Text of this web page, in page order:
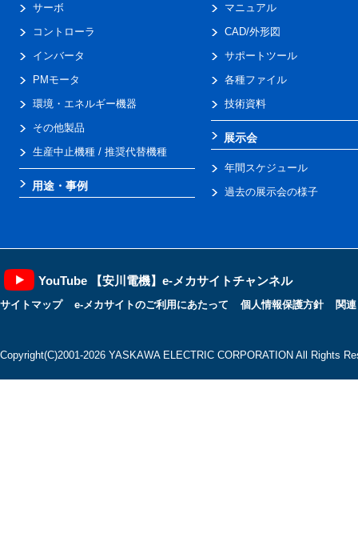
サーボ
コントローラ
インバータ
PMモータ
環境・エネルギー機器
その他製品
生産中止機種 / 推奨代替機種
用途・事例
マニュアル
CAD/外形図
サポートツール
各種ファイル
技術資料
展示会
年間スケジュール
過去の展示会の様子
YouTube 【安川電機】e-メカサイトチャンネル
サイトマップ e-メカサイトのご利用にあたって 個人情報保護方針 関
Copyright(C)2001‐2026 YASKAWA ELECTRIC CORPORATION All Rights